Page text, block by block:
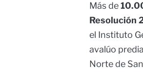
Más de
Resolución
el Instituto
avalúo
Norte de